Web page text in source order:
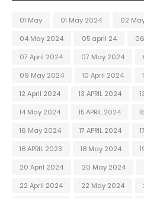
01 May 01 May 2024 02
04 May 2024
05 april 24
07 April 2024
07 May 2024
09 May 2024
10 April 2024
12 April 2024
13 APRIL 2024
14 May 2024
15 APRIL 2024
16 May 2024
17 APRIL 2024
18 APRIL 2023
18 May 2024
20 April 2024
20 May 2024
22 April 2024
22 May 2024